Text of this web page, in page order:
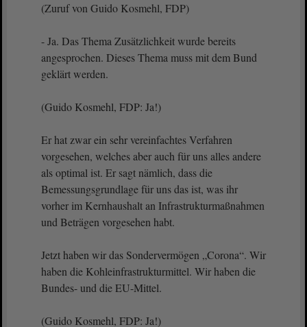
(Zuruf von Guido Kosmehl, FDP)
- Ja. Das Thema Zusätzlichkeit wurde bereits
angesprochen. Dieses Thema muss mit dem Bund
geklärt werden.
(Guido Kosmehl, FDP: Ja!)
Er hat zwar ein sehr vereinfachtes Verfahren
vorgesehen, welches aber auch für uns alles andere
als optimal ist. Er sagt nämlich, dass die
Bemessungsgrundlage für uns das ist, was ihr
vorher im Kernhaushalt an Infrastrukturmaßnahmen
und Beträgen vorgesehen habt.
Jetzt haben wir das Sondervermögen „Corona“. Wir
haben die Kohleinfrastrukturmittel. Wir haben die
Bundes- und die EU-Mittel.
(Guido Kosmehl, FDP: Ja!)